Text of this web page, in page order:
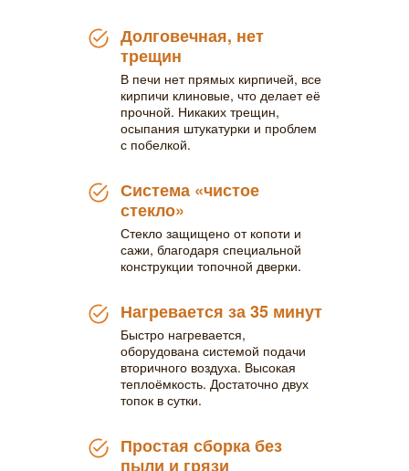
Долговечная, нет
трещин
В печи нет прямых кирпичей, все
кирпичи клиновые, что делает её
прочной. Никаких трещин,
осыпания штукатурки и проблем
с побелкой.
Система «чистое
стекло»
Стекло защищено от копоти и
сажи, благодаря специальной
конструкции топочной дверки.
Нагревается за 35 минут
Быстро нагревается,
оборудована системой подачи
вторичного воздуха. Высокая
теплоёмкость. Достаточно двух
топок в сутки.
Простая сборка без
пыли и грязи